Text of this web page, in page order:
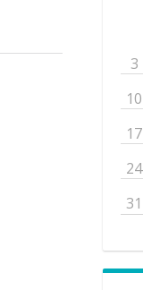
3
10
17
24
31